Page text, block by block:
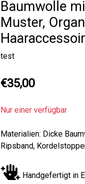
Baumwolle
Muster,
test
€35,00
Nur einer verfügbar
Materialien: Dicke
Ripsband,
Handgefertigt in